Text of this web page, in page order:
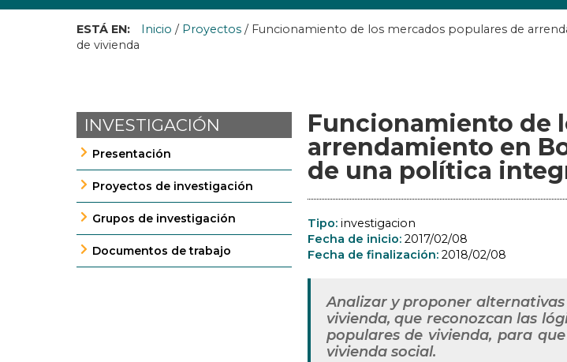
ESTÁ EN: Inicio / Proyectos / Funcionamiento de los mercados populares de
de vivienda
INVESTIGACIÓN
Presentación
Proyectos de investigación
Grupos de investigación
Documentos de trabajo
Funcionamiento de
arrendamiento en
de una política
Tipo: investigacion
Fecha de inicio: 2017/02/08
Fecha de finalización: 2018/02/08
Analizar y proponer
vivienda, que reconozcan las
populares de vivienda, para
vivienda social.